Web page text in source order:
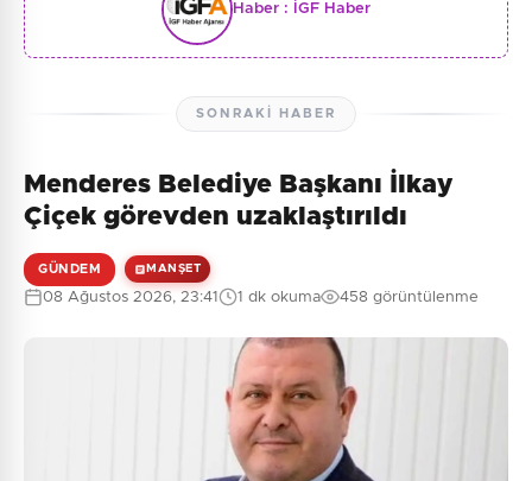
Haber : İGF Haber
SONRAKI HABER
Menderes Belediye Başkanı İlkay
Çiçek görevden uzaklaştırıldı
GÜNDEM MANŞET
08 Ağustos 2026, 23:41 1 dk okuma 458 görüntülenme